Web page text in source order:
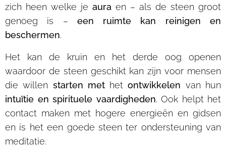
zich heen welke je aura en – als de steen groot
genoeg is – een ruimte kan reinigen en
beschermen.
Het kan de kruin en het derde oog openen
waardoor de steen geschikt kan zijn voor mensen
die willen starten methetontwikkelen van hun
intuïtie en spirituele vaardigheden. Ook helpt het
contact maken met hogere energieën en gidsen
en is het een goede steen ter ondersteuning van
meditatie.